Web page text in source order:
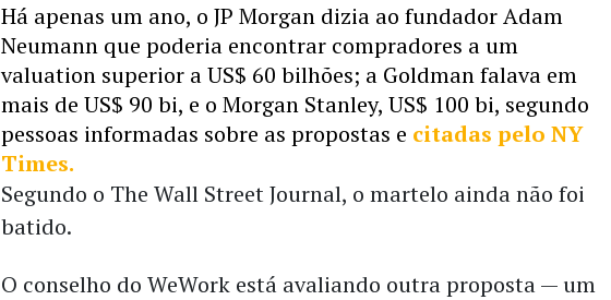
Há apenas um ano, o JP Morgan dizia ao fundador Adam
Neumann que poderia encontrar compradores a um
valuation superior a US$ 60 bilhões; a Goldman falava em
mais de US$ 90 bi, e o Morgan Stanley, US$ 100 bi, segundo
pessoas informadas sobre as propostas e citadas pelo NY
Times.
Segundo o The Wall Street Journal, o martelo ainda não foi
batido.
O conselho do WeWork está avaliando outra proposta — um